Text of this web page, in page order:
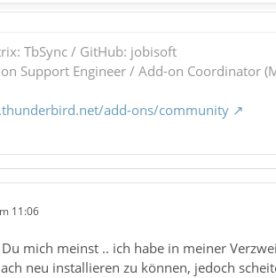
TbSync / GitHub: jobisoft
Support Engineer / Add-on Coordinator
add-ons/community
11:06
mich meinst .. ich habe in meiner
neu installieren zu können, jedoch